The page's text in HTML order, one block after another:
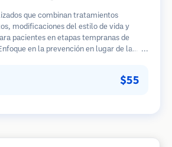
que combinan tratamientos
modificaciones del estilo de vida y
pacientes en etapas tempranas de
en la prevención en lugar de la
$55